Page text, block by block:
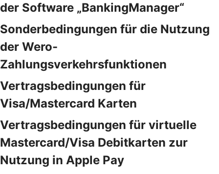
der Software „BankingManager“
Sonderbedingungen für die Nutzung
der Wero-
Zahlungsverkehrsfunktionen
Vertragsbedingungen für
Visa/Mastercard Karten
Vertragsbedingungen für virtuelle
Mastercard/Visa Debitkarten zur
Nutzung in Apple Pay